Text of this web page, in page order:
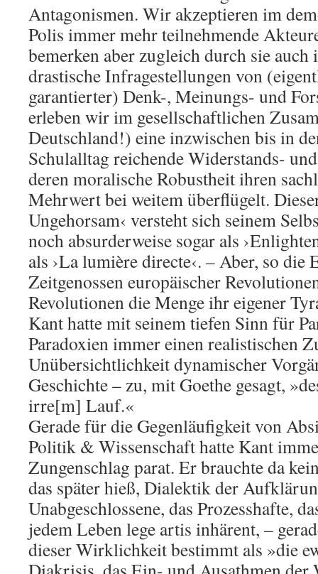
Antagonismen. Wir akzeptieren im
Polis immer mehr teilnehmende
bemerken aber zugleich durch sie
drastische Infragestellungen von
garantierter) Denk-, Meinungs- und
erleben wir im gesellschaftlichen
Deutschland!) eine inzwischen bis in
Schulalltag reichende Widerstands-
deren moralische Robustheit ihren
Mehrwert bei weitem überflügelt.
Ungehorsam‹ versteht sich seinem
noch absurderweise sogar als
als ›La lumière directe‹. – Aber, so die
Zeitgenossen europäischer
Revolutionen die Menge ihr eigener
Kant hatte mit seinem tiefen Sinn für
Paradoxien immer einen realistischen
Unübersichtlichkeit dynamischer
Geschichte – zu, mit Goethe gesagt,
irre[m] Lauf.«
Gerade für die Gegenläufigkeit von
Politik & Wissenschaft hatte Kant
Zungenschlag parat. Er brauchte da
das später hieß, Dialektik der
Unabgeschlossene, das Prozesshafte,
jedem Leben lege artis inhärent, –
dieser Wirklichkeit bestimmt als »die